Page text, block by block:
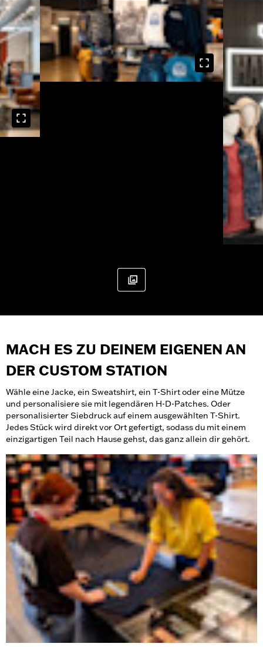
MACH ES ZU DEINEM EIGENEN AN
DER CUSTOM STATION
Wähle eine Jacke, ein Sweatshirt, ein T-Shirt oder eine Mütze
und personalisiere sie mit legendären H-D-Patches. Oder
personalisierter Siebdruck auf einem ausgewählten T-Shirt.
Jedes Stück wird direkt vor Ort gefertigt, sodass du mit einem
einzigartigen Teil nach Hause gehst, das ganz allein dir gehört.